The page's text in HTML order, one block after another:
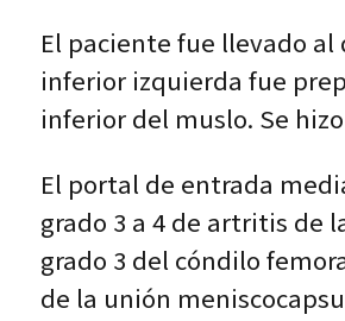
El paciente fue llevado
inferior izquierda fue
inferior del muslo. Se
El portal de entrada
grado 3 a 4 de artritis de
grado 3 del cóndilo
de la unión